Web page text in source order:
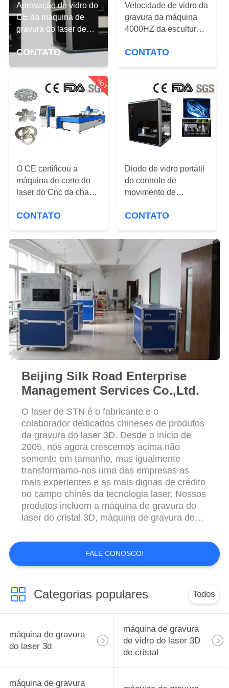
DE
QUALIDADE
ENTRE
EM
CONTATO
CONOSCO
PEÇA
CITAÇÕES
DO
SITE
PRIVACY
POLICY
Aprovação de vidro do
CE da máquina de
gravura do laser de
cristal refrigerar de ar
50Hz 60Hz 3D
CONTATO
Velocidade de vidro da
gravura da máquina
4000HZ da escultura
da fase monofásica
CONTATO
HOT
O CE certificou a
máquina de corte do
laser do Cnc da chapa
laser do metal
CONTATO
Diodo de vidro portátil
do controle de
movimento de
laser de 4000HZ 3D
CONTATO
Beijing Silk Road Enterprise
Management Services Co.,Ltd.
O laser de STN é o fabricante e o
colaborador dedicados chineses de produtos
da gravura do laser 3D. Desde o início de
2005, nós agora crescemos acima não
somente em tamanho, mas igualmente
transformamo-nos uma das empresas as
mais experientes e as mais dignas de crédito
no campo chinês da tecnologia laser. Nossos
produtos incluem a máquina de gravura do
laser do cristal 3D, máquina de gravura de
3D dos Cyclops mini, e maquinaria
relacionada, eletrônica, sistema da fonte de
alimentação e sistema de refrigeração. Todos
FALE CONOSCO!
Categorias populares Todos
máquina de gravura
do laser 3d
máquina de gravura
de vidro do laser 3D
de cristal
máquina de gravura